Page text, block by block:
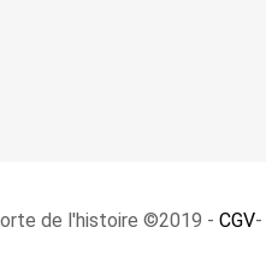
de l'histoire ©2019 - CGV-